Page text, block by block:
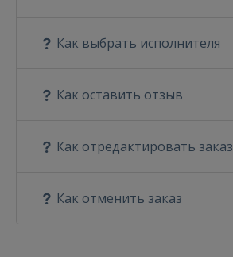
Как выбрать исполнителя
Как оставить отзыв
Как отредактировать заказ
Как отменить заказ